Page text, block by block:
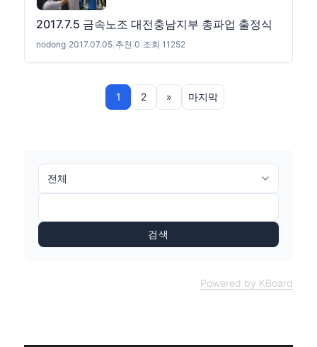
2017.7.5 금속노조 대전충남지부 총파업 출정식
nodong 2017.07.05 추천 0 조회 11252
1 2 » 마지막
검색
Powered by KBoard